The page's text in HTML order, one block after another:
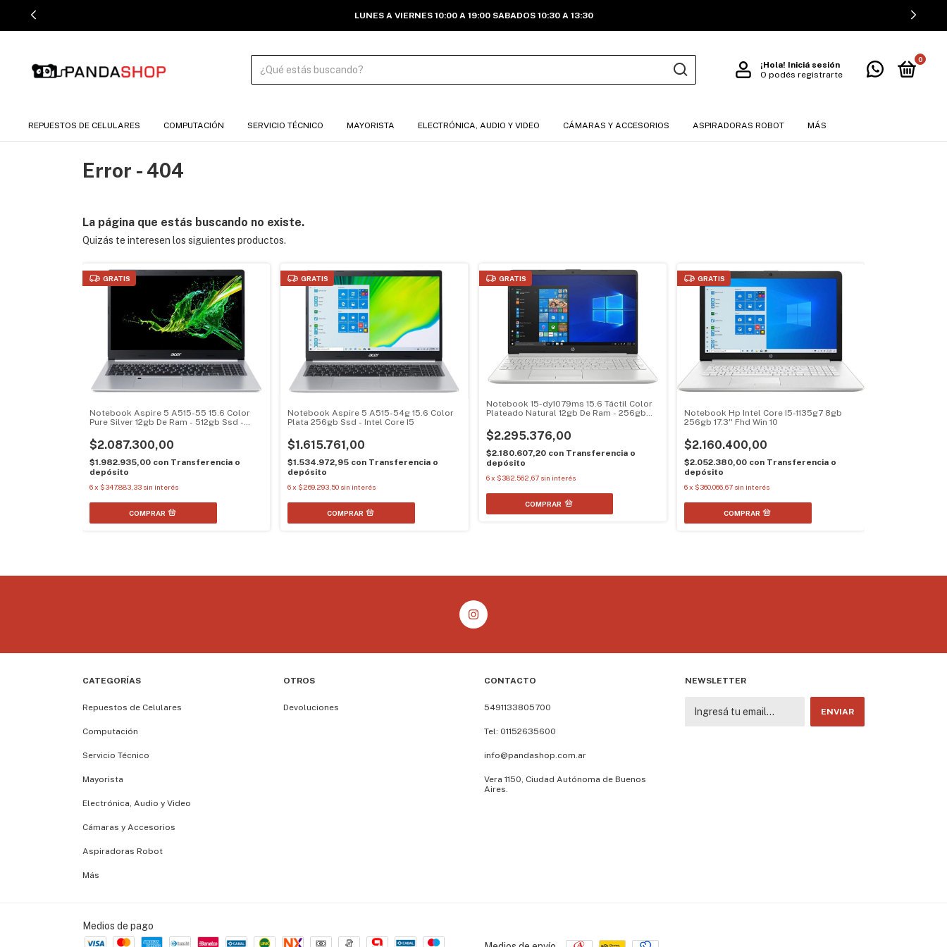
LUNES A VIERNES 10:00 A 19:00 SABADOS 10:30 A 13:30
¡Hola! Iniciá sesión
O podés registrarte
0
REPUESTOS DE CELULARES COMPUTACIÓN SERVICIO TÉCNICO MAYORISTA ELECTRÓNICA, AUDIO Y VIDEO CÁMARAS Y ACCESORIOS ASPIRADORAS ROBOT MÁS
Error - 404
La página que estás buscando no existe.
Quizás te interesen los siguientes productos.
GRATIS
Notebook Aspire 5 A515-55 15.6 Color
Pure Silver 12gb De Ram - 512gb Ssd -
$2.087.300,00
$1.982.935,00 con Transferencia o
depósito
6x $347.883,33 sin interés
GRATIS
Notebook Aspire 5 A515-54g 15.6 Color
Plata 256gb Ssd - Intel Core I5
$1.615.761,00
$1.534.972,95 con Transferencia o
depósito
6x $269.293,50 sin interés
GRATIS
Notebook 15-dy1079ms 15.6 Táctil Color
Plateado Natural 12gb De Ram - 256gb
$2.295.376,00
$2.180.607,20 con Transferencia o
depósito
6 x $382.562,67 sin interés
GRATIS
Notebook Hp Intel Core I5-1135g7 8gb
256gb 17.3'' Fhd Win 10
$2.160.400,00
$2.052.380,00 con Transferencia o
depósito
6x $360.066,67 sin interés
CATEGORÍAS
Repuestos de Celulares
Computación
Servicio Técnico
Mayorista
Electrónica, Audio y Video
Cámaras y Accesorios
Aspiradoras Robot
Más
OTROS
Devoluciones
CONTACTO
5491133805700
Tel: 01152635600
info@pandashop.com.ar
Vera 1150, Ciudad Autónoma de Buenos
Aires.
NEWSLETTER
Medios de pago